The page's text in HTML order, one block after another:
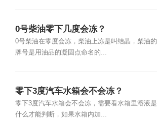
0号柴油零下几度会冻？
0号柴油在零度会冻，柴油上冻是叫结晶，柴油的
牌号是用油品的凝固点命名的...
零下3度汽车水箱会不会冻？
零下3度汽车水箱会不会冻，需要看水箱里溶液是
什么才能判断，如果水箱内加...